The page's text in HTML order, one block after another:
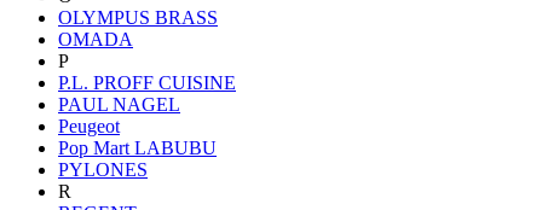
OLYMPUS BRASS
OMADA
P
P.L. PROFF CUISINE
PAUL NAGEL
Peugeot
Pop Mart LABUBU
PYLONES
R